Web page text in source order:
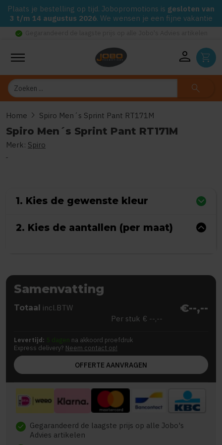
Plaats je bestelling op tijd. Jobopromotions is gesloten van
3 t/m 14 augustus 2026. We wensen je een fijne vakantie
check_circle
person shopping_cart
Zoeken search
Home chevron_right Spiro Men´s Sprint Pant RT171M
Spiro Men´s Sprint Pant RT171M
Merk: Spiro
1. Kies de gewenste kleur
2. Kies de aantallen (per maat)
Samenvatting
Totaal incl.BTW €--,--
Per stuk € --,--
Levertijd: 5 dagen na akkoord proefdruk
Express delivery? Neem contact op!
OFFERTE AANVRAGEN
check Gegarandeerd de laagste prijs op alle Jobo's
Advies artikelen